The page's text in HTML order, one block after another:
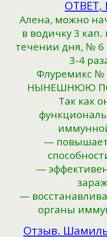
Алена, можно
в водичку 3
течении дня, № 6
3-4
Флуремикс №
НЫНЕШНЮЮ
Так как
—
—
—
органы
Отзыв.